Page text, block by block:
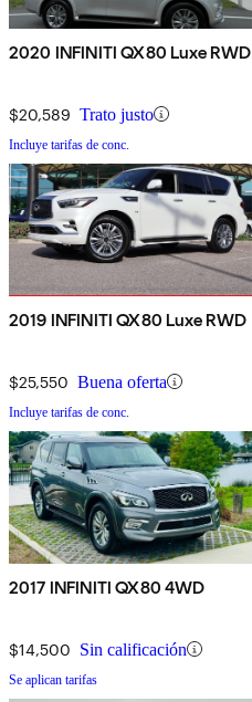
2020 INFINITI QX80 Luxe RWD
$20,589 Trato justo
Incluye tarifas de conc.
2019 INFINITI QX80 Luxe RWD
$25,550 Buena oferta
Incluye tarifas de conc.
2017 INFINITI QX80 4WD
$14,500 Sin calificación
Se aplican tarifas